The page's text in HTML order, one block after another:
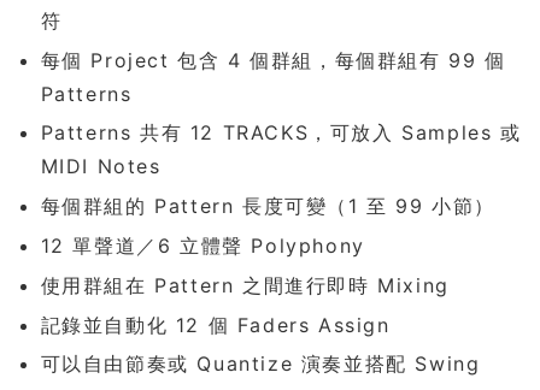
符
每個 Project 包含 4 個群組，每個群組有 99 個
Patterns
Patterns 共有 12 TRACKS，可放入 Samples 或
MIDI Notes
每個群組的 Pattern 長度可變（1 至 99 小節）
12 單聲道／6 立體聲 Polyphony
使用群組在 Pattern 之間進行即時 Mixing
記錄並自動化 12 個 Faders Assign
可以自由節奏或 Quantize 演奏並搭配 Swing